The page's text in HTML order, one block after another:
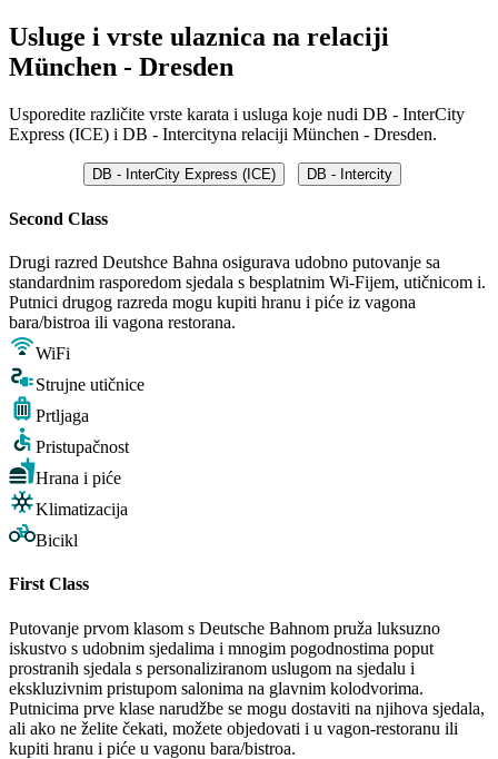
Usluge i vrste ulaznica na relaciji
München - Dresden
Usporedite različite vrste karata i usluga koje nudi DB - InterCity
Express (ICE) i DB - Intercityna relaciji München - Dresden.
DB - InterCity Express (ICE) DB - Intercity
Second Class
Drugi razred Deutshce Bahna osigurava udobno putovanje sa
standardnim rasporedom sjedala s besplatnim Wi-Fijem, utičnicom i.
Putnici drugog razreda mogu kupiti hranu i piće iz vagona
bara/bistroa ili vagona restorana.
WiFi
Strujne utičnice
Prtljaga
Pristupačnost
Hrana i piće
Klimatizacija
Bicikl
First Class
Putovanje prvom klasom s Deutsche Bahnom pruža luksuzno
iskustvo s udobnim sjedalima i mnogim pogodnostima poput
prostranih sjedala s personaliziranom uslugom na sjedalu i
ekskluzivnim pristupom salonima na glavnim kolodvorima.
Putnicima prve klase narudžbe se mogu dostaviti na njihova sjedala,
ali ako ne želite čekati, možete objedovati i u vagon-restoranu ili
kupiti hranu i piće u vagonu bara/bistroa.